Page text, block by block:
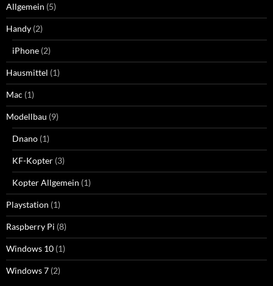
Allgemein (5)
Handy (2)
iPhone (2)
Hausmittel (1)
Mac (1)
Modellbau (9)
Dnano (1)
KF-Kopter (3)
Kopter Allgemein (1)
Playstation (1)
Raspberry Pi (8)
Windows 10 (1)
Windows 7 (2)